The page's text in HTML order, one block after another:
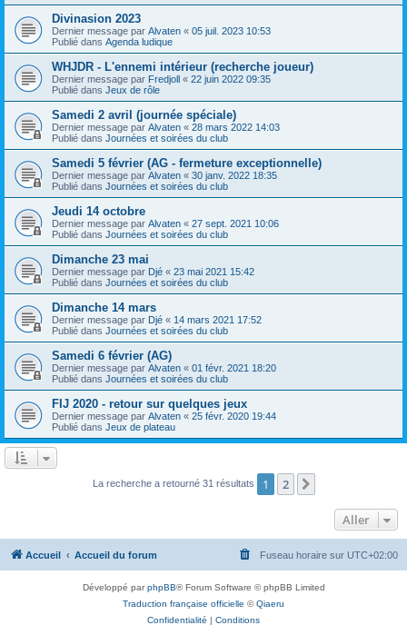
Divinasion 2023
Dernier message par Alvaten « 05 juil. 2023 10:53
Publié dans Agenda ludique
WHJDR - L'ennemi intérieur (recherche joueur)
Dernier message par Fredjoll « 22 juin 2022 09:35
Publié dans Jeux de rôle
Samedi 2 avril (journée spéciale)
Dernier message par Alvaten « 28 mars 2022 14:03
Publié dans Journées et soirées du club
Samedi 5 février (AG - fermeture exceptionnelle)
Dernier message par Alvaten « 30 janv. 2022 18:35
Publié dans Journées et soirées du club
Jeudi 14 octobre
Dernier message par Alvaten « 27 sept. 2021 10:06
Publié dans Journées et soirées du club
Dimanche 23 mai
Dernier message par Djé « 23 mai 2021 15:42
Publié dans Journées et soirées du club
Dimanche 14 mars
Dernier message par Djé « 14 mars 2021 17:52
Publié dans Journées et soirées du club
Samedi 6 février (AG)
Dernier message par Alvaten « 01 févr. 2021 18:20
Publié dans Journées et soirées du club
FIJ 2020 - retour sur quelques jeux
Dernier message par Alvaten « 25 févr. 2020 19:44
Publié dans Jeux de plateau
La recherche a retourné 31 résultats 1 2
Aller
Accueil Accueil du forum Fuseau horaire sur UTC+02:00
Développé parphpBB® Forum Software © phpBB Limited
Traduction française officielle ©Qiaeru
Confidentialité | Conditions